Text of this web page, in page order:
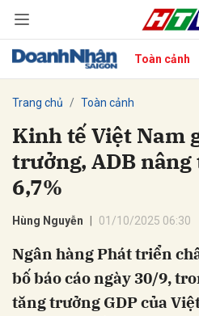
Toàn cảnh
Trang chủ Toàn cảnh
Kinh tế Việt Nam
trưởng, ADB
6,7%
Hùng Nguyễn 01/10/2025 06:30
Ngân hàng Phát triển
bố báo cáo ngày 30/9,
tăng trưởng GDP của